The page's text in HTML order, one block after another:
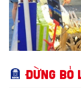
Đừng bỏ